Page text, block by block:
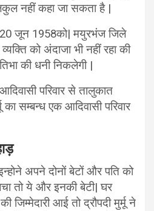
नहीं कहा जा सकता है |
20 जून 1958को| मयुरभंज जिले
को अंदाजा भी नहीं रहा की
की धनी निकलेगी |
परिवार से तालुकात
का सम्बन्ध एक आदिवासी परिवार
अपने दोनों बेटों और पति को
तो ये और इनकी बेटी| घर
जिम्मेदारी आई तो द्रौपदी मुर्मू ने